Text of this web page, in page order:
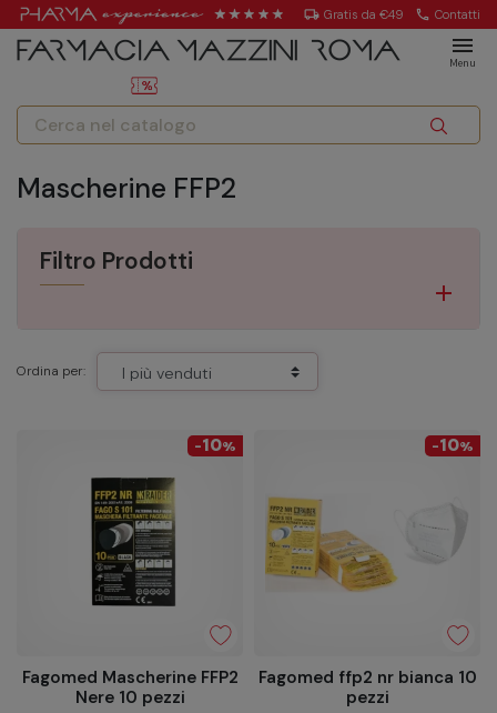
local_shipping Gratis da €49 call Contatti
menu
Menu
Mascherine FFP2
Filtro Prodotti
Ordina per:
-10%
Fagomed Mascherine FFP2
Nere 10 pezzi
-10%
Fagomed ffp2 nr bianca 10
pezzi